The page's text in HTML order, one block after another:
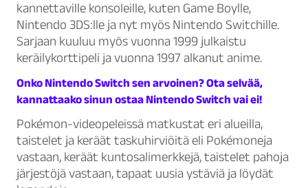
kannettaville konsoleille, kuten Game Boylle,
Nintendo 3DS:lle ja nyt myös Nintendo Switchille.
Sarjaan kuuluu myös vuonna 1999 julkaistu
keräilykorttipeli ja vuonna 1997 alkanut anime.
Onko Nintendo Switch sen arvoinen? Ota selvää,
kannattaako sinun ostaa Nintendo Switch vai ei!
Pokémon-videopeleissä matkustat eri alueilla,
taistelet ja keräät taskuhirviöitä eli Pokémoneja
vastaan, keräät kuntosalimerkkejä, taistelet pahoja
järjestöjä vastaan, tapaat uusia ystäviä ja löydät